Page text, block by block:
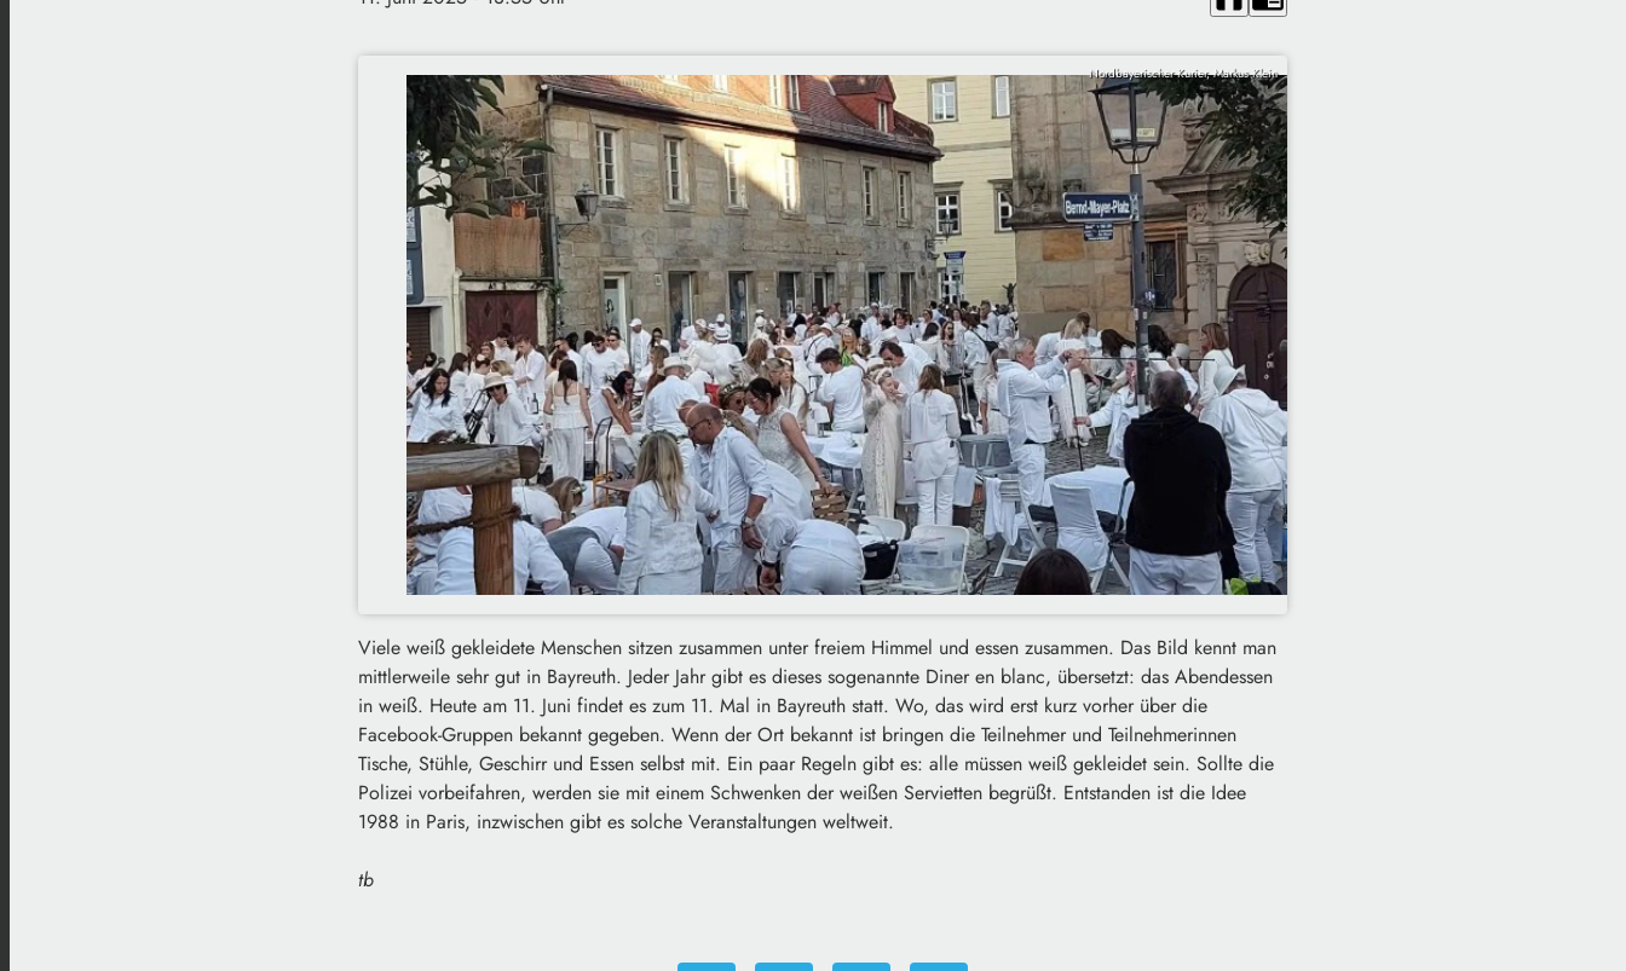
Nordbayerischer Kurier, Markus Klein
Viele weiß gekleidete Menschen sitzen zusammen unter freiem Himmel und essen zusammen. Das Bild kennt man
mittlerweile sehr gut in Bayreuth. Jeder Jahr gibt es dieses sogenannte Diner en blanc, übersetzt: das Abendessen
in weiß. Heute am 11. Juni findet es zum 11. Mal in Bayreuth statt. Wo, das wird erst kurz vorher über die
Facebook-Gruppen bekannt gegeben. Wenn der Ort bekannt ist bringen die Teilnehmer und Teilnehmerinnen
Tische, Stühle, Geschirr und Essen selbst mit. Ein paar Regeln gibt es: alle müssen weiß gekleidet sein. Sollte die
Polizei vorbeifahren, werden sie mit einem Schwenken der weißen Servietten begrüßt. Entstanden ist die Idee
1988 in Paris, inzwischen gibt es solche Veranstaltungen weltweit.
tb